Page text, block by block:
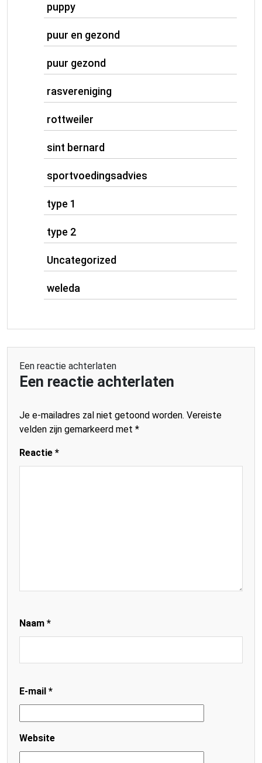
puppy
puur en gezond
puur gezond
rasvereniging
rottweiler
sint bernard
sportvoedingsadvies
type 1
type 2
Uncategorized
weleda
Een reactie achterlaten
Een reactie achterlaten
Je e-mailadres zal niet getoond worden. Vereiste
velden zijn gemarkeerd met *
Reactie *
Naam *
E-mail *
Website